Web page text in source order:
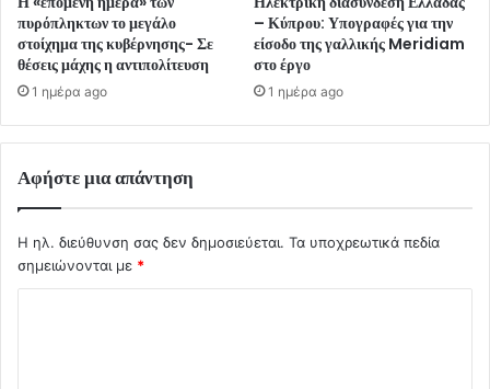
πυρόπληκτων το μεγάλο
στοίχημα της κυβέρνησης- Σε
θέσεις μάχης η αντιπολίτευση
1 ημέρα ago
– Κύπρου: Υπογραφές για την
είσοδο της γαλλικής Meridiam
στο έργο
1 ημέρα ago
Αφήστε μια απάντηση
Η ηλ. διεύθυνση σας δεν δημοσιεύεται. Τα υποχρεωτικά πεδία
σημειώνονται με *